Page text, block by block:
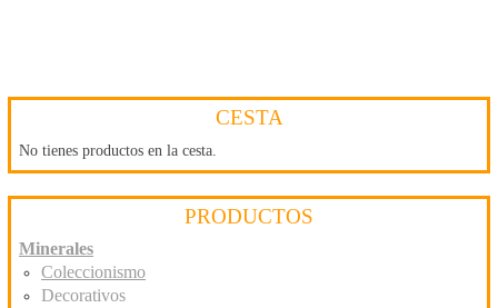
CESTA
No tienes productos en la cesta.
PRODUCTOS
Minerales
Coleccionismo
Decorativos